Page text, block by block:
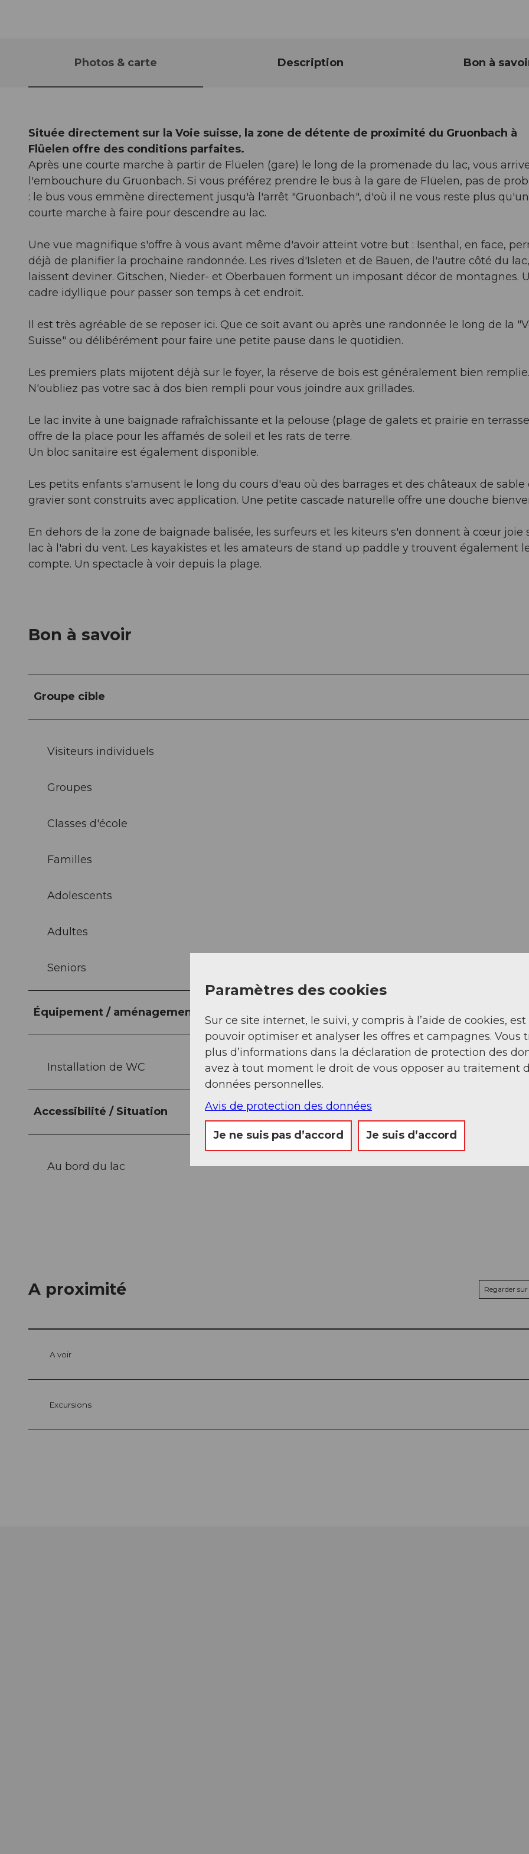
Photos & carte Description Bon à
Située directement sur la Voie suisse, la zone de détente de proximité du Gruonbach à
Flüelen offre des conditions parfaites.
Après une courte marche à partir de Flüelen (gare) le long de la promenade du lac, vous
l'embouchure du Gruonbach. Si vous préférez prendre le bus à la gare de Flüelen, pas de
: le bus vous emmène directement jusqu'à l'arrêt "Gruonbach", d'où il ne vous reste plus
courte marche à faire pour descendre au lac.
Une vue magnifique s'offre à vous avant même d'avoir atteint votre but : Isenthal, en face,
déjà de planifier la prochaine randonnée. Les rives d'Isleten et de Bauen, de l'autre côté du
laissent deviner. Gitschen, Nieder- et Oberbauen forment un imposant décor de montagnes.
cadre idyllique pour passer son temps à cet endroit.
Il est très agréable de se reposer ici. Que ce soit avant ou après une randonnée le long de la
Suisse" ou délibérément pour faire une petite pause dans le quotidien.
Les premiers plats mijotent déjà sur le foyer, la réserve de bois est généralement bien remplie.
N'oubliez pas votre sac à dos bien rempli pour vous joindre aux grillades.
Le lac invite à une baignade rafraîchissante et la pelouse (plage de galets et prairie en
offre de la place pour les affamés de soleil et les rats de terre.
Un bloc sanitaire est également disponible.
Les petits enfants s'amusent le long du cours d'eau où des barrages et des châteaux de sable
gravier sont construits avec application. Une petite cascade naturelle offre une douche
En dehors de la zone de baignade balisée, les surfeurs et les kiteurs s'en donnent à cœur joie
lac à l'abri du vent. Les kayakistes et les amateurs de stand up paddle y trouvent également
compte. Un spectacle à voir depuis la plage.
Bon à savoir
Groupe cible
Visiteurs individuels
Groupes
Classes d'école
Familles
Adolescents
Adultes
Seniors
Équipement / aménagement
Installation de WC
Accessibilité / Situation
Au bord du lac
A proximité Regarder
A voir
Excursions
Paramètres des cookies
Sur ce site internet, le suivi, y compris à l’aide de cookies,
pouvoir optimiser et analyser les offres et campagnes. Vous
plus d’informations dans la déclaration de protection des
avez à tout moment le droit de vous opposer au traitement
données personnelles.
Avis de protection des données
Je ne suis pas d’accord Je suis d’accord